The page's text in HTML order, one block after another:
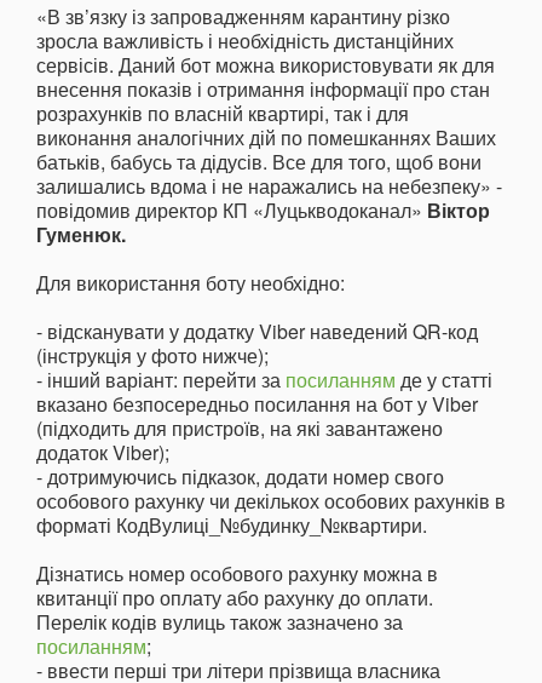
«В зв’язку із запровадженням карантину різко
зросла важливість і необхідність дистанційних
сервісів. Даний бот можна використовувати як для
внесення показів і отримання інформації про стан
розрахунків по власній квартирі, так і для
виконання аналогічних дій по помешканнях Ваших
батьків, бабусь та дідусів. Все для того, щоб вони
залишались вдома і не наражались на небезпеку» -
повідомив директор КП «Луцькводоканал» Віктор
Гуменюк.
Для використання боту необхідно:
- відсканувати у додатку Viber наведений QR-код
(інструкція у фото нижче);
- інший варіант: перейти за посиланням де у статті
вказано безпосередньо посилання на бот у Viber
(підходить для пристроїв, на які завантажено
додаток Viber);
- дотримуючись підказок, додати номер свого
особового рахунку чи декількох особових рахунків в
форматі КодВулиці_№будинку_№квартири.
Дізнатись номер особового рахунку можна в
квитанції про оплату або рахунку до оплати.
Перелік кодів вулиць також зазначено за
посиланням;
- ввести перші три літери прізвища власника